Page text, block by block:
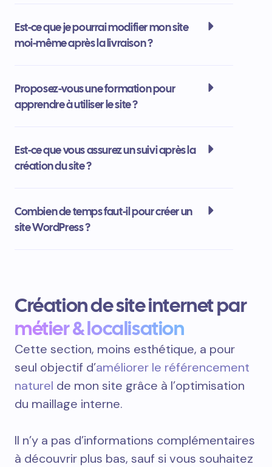
Est-ce que je pourrai modifier mon site
moi-même après la livraison ?
Proposez-vous une formation pour
apprendre à utiliser le site ?
Est-ce que vous assurez un suivi après la
création du site ?
Combien de temps faut-il pour créer un
site WordPress ?
Création de site internet par
métier & localisation
Cette section, moins esthétique, a pour
seul objectif d’améliorer le référencement
naturel de mon site grâce à l’optimisation
du maillage interne.
Il n’y a pas d’informations complémentaires
à découvrir plus bas, sauf si vous souhaitez